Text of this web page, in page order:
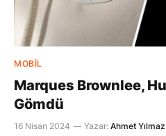
MOBIL
Marques Brownlee,
Gömdü
16 Nisan 2024 Yazar: Ahmet Yılmaz